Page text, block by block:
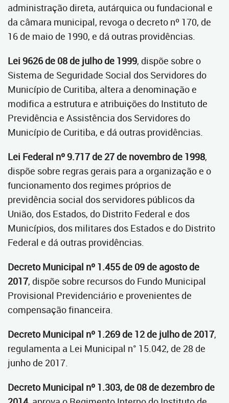
administração direta, autárquica ou fundacional e
da câmara municipal, revoga o decreto nº 170, de
16 de maio de 1990, e dá outras providências.
Lei 9626 de 08 de julho de 1999, dispõe sobre o
Sistema de Seguridade Social dos Servidores do
Município de Curitiba, altera a denominação e
modifica a estrutura e atribuições do Instituto de
Previdência e Assistência dos Servidores do
Município de Curitiba, e dá outras providências.
Lei Federal nº 9.717 de 27 de novembro de 1998,
dispõe sobre regras gerais para a organização e o
funcionamento dos regimes próprios de
previdência social dos servidores públicos da
União, dos Estados, do Distrito Federal e dos
Municípios, dos militares dos Estados e do Distrito
Federal e dá outras providências.
Decreto Municipal nº 1.455 de 09 de agosto de
2017, dispõe sobre recursos do Fundo Municipal
Provisional Previdenciário e provenientes de
compensação financeira.
Decreto Municipal nº 1.269 de 12 de julho de 2017,
regulamenta a Lei Municipal n° 15.042, de 28 de
junho de 2017.
Decreto Municipal nº 1.303, de 08 de dezembro de